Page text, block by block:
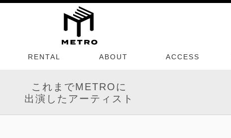
RENTAL ABOUT ACCESS
これまでMETROに
出演したアーティスト